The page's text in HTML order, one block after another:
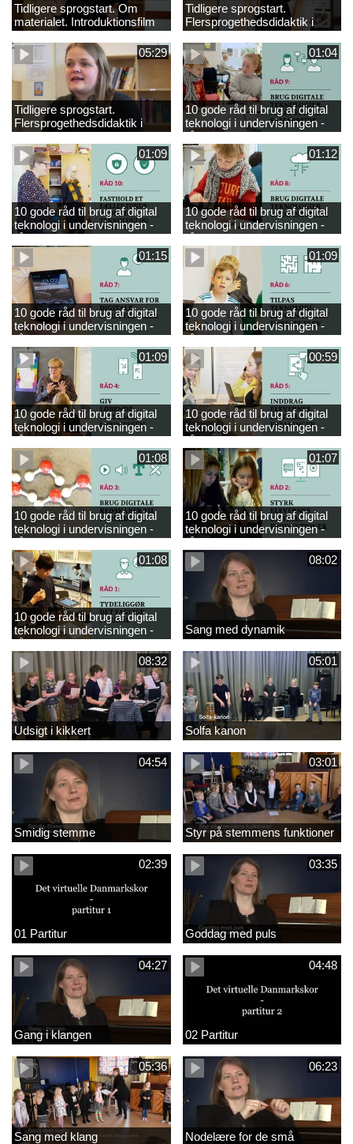
Tidligere sprogstart. Om
materialet. Introduktionsfilm
Tidligere sprogstart.
Flersprogethedsdidaktik i
fransk og tysk
05:29
Tidligere sprogstart.
Flersprogethedsdidaktik i
engelsk
01:04
10 gode råd til brug af digital
teknologi i undervisningen -
råd 9
01:09
10 gode råd til brug af digital
teknologi i undervisningen -
råd 10
01:12
10 gode råd til brug af digital
teknologi i undervisningen -
råd 8
01:15
10 gode råd til brug af digital
teknologi i undervisningen -
råd 7
01:09
10 gode råd til brug af digital
teknologi i undervisningen -
råd 6
01:09
10 gode råd til brug af digital
teknologi i undervisningen -
råd 4
00:59
10 gode råd til brug af digital
teknologi i undervisningen -
råd 5
01:08
10 gode råd til brug af digital
teknologi i undervisningen -
råd 3
01:07
10 gode råd til brug af digital
teknologi i undervisningen -
råd 2
01:08
10 gode råd til brug af digital
teknologi i undervisningen -
råd 1
08:02
Sang med dynamik
08:32
Udsigt i kikkert
05:01
Solfa kanon
04:54
Smidig stemme
03:01
Styr på stemmens funktioner
02:39
01 Partitur
03:35
Goddag med puls
04:27
Gang i klangen
04:48
02 Partitur
05:36
Sang med klang
06:23
Nodelære for de små